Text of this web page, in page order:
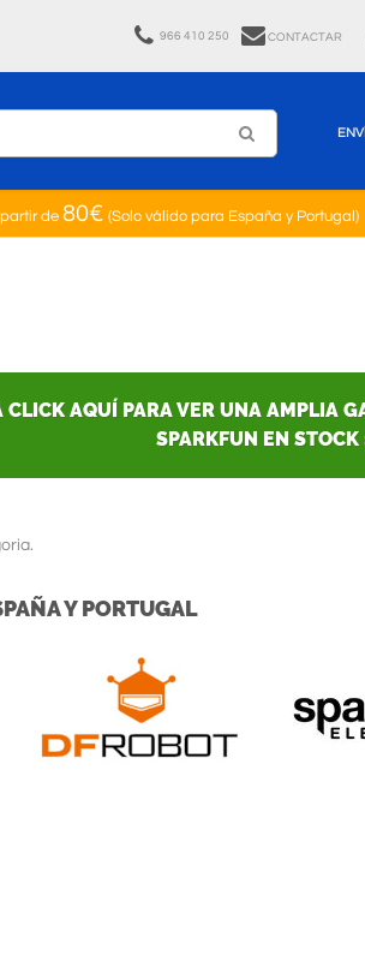
966 410 250 CONTACTAR
de 80€ (Solo válido para España y Portugal)
CLICK AQUÍ PARA VER UNA AMPLIA
SPARKFUN EN STOCK
Y PORTUGAL